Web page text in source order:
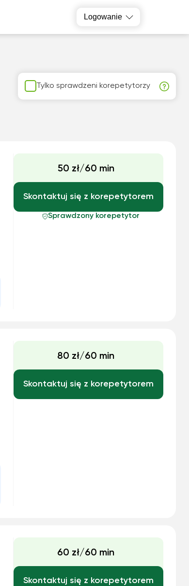
Logowanie
Tylko sprawdzeni korepetytorzy
50 zł/60 min
Skontaktuj się z korepetytorem
Sprawdzony korepetytor
80 zł/60 min
Skontaktuj się z korepetytorem
60 zł/60 min
Skontaktuj się z korepetytorem